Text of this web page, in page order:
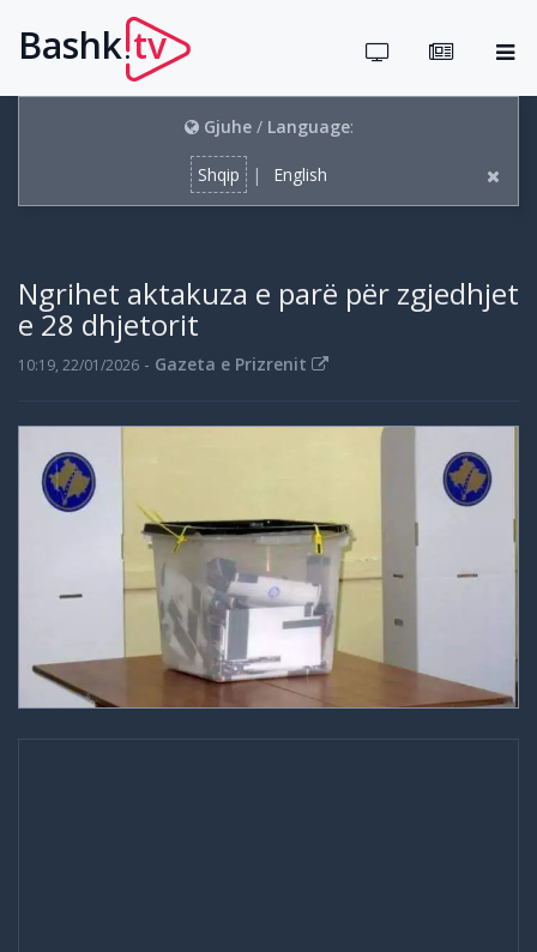
Bashk.tv
Gjuhe/ Language:
Shqip | English
Ngrihet aktakuza e parë për zgjedhjet
e 28 dhjetorit
10:19, 22/01/2026 - Gazeta e Prizrenit